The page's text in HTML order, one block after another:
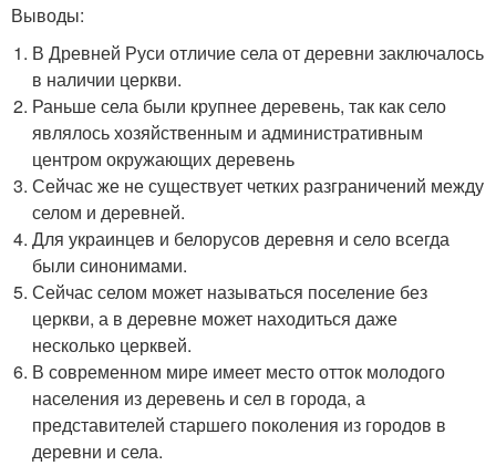
Выводы:
В Древней Руси отличие села от деревни заключалось
в наличии церкви.
Раньше села были крупнее деревень, так как село
являлось хозяйственным и административным
центром окружающих деревень
Сейчас же не существует четких разграничений между
селом и деревней.
Для украинцев и белорусов деревня и село всегда
были синонимами.
Сейчас селом может называться поселение без
церкви, а в деревне может находиться даже
несколько церквей.
В современном мире имеет место отток молодого
населения из деревень и сел в города, а
представителей старшего поколения из городов в
деревни и села.